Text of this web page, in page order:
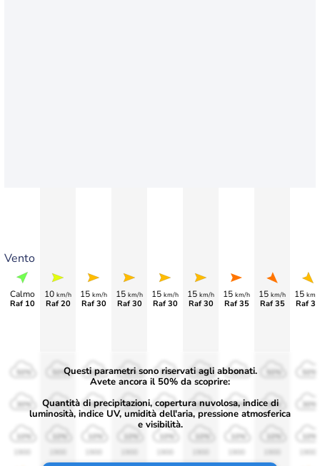
Vento
Calmo
Raf 10
10 km/h
Raf 20
15 km/h
Raf 30
15 km/h
Raf 30
15 km/h
Raf 30
15 km/h
Raf 30
15 km/h
Raf 35
15 km/h
Raf 35
15 km/
Raf 30
50%
30%
10%
50%
30%
50%
30%
10%
50%
30%
50%
30%
10%
50%
30%
50%
30%
10%
30% 30%
Questi parametri sono riservati agli abbonati.
Avete ancora il 50% da scoprire:
Quantità di precipitazioni, copertura nuvolosa, indice di
luminosità, indice UV, umidità dell'aria, pressione atmosferica
e visibilità.